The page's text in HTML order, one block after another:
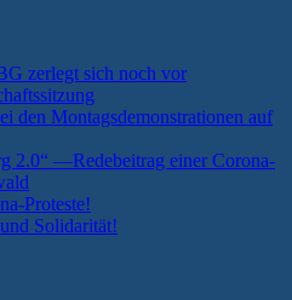
zerlegt sich noch vor
den Montagsdemonstrationen auf
2.0“ —Redebeitrag einer Corona-
Proteste!
Solidarität!